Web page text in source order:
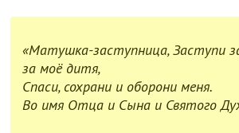
«Матушка-заступница, Заступи
за моё дитя,
Спаси, сохрани и оборони меня.
Во имя Отца и Сына и Святого